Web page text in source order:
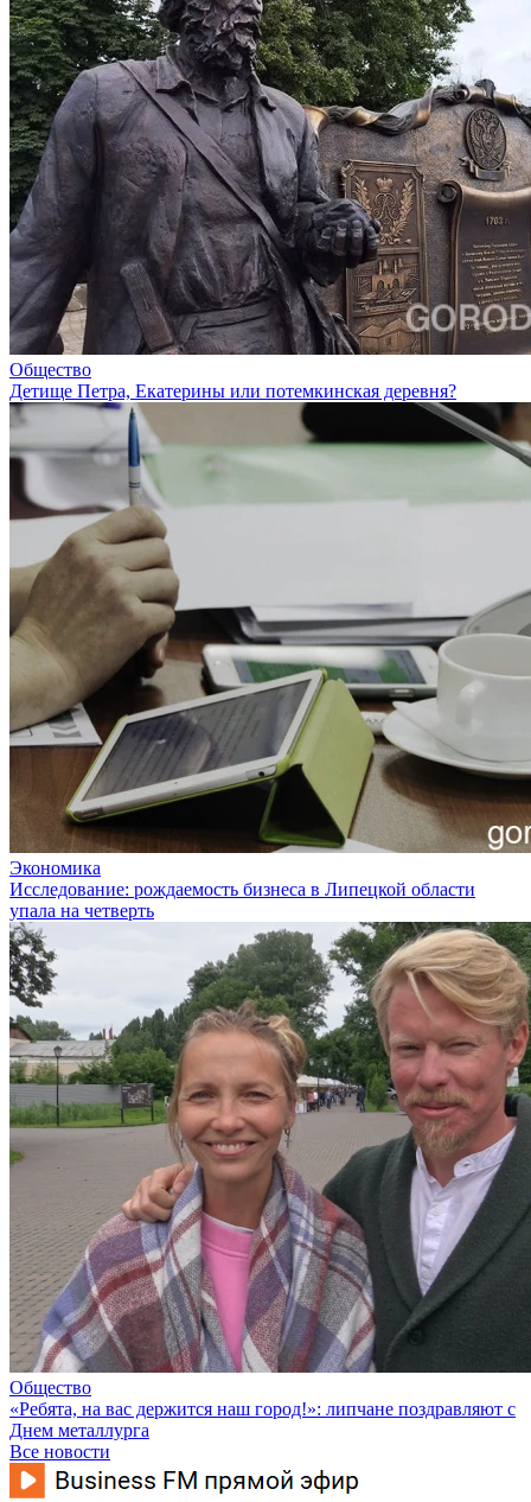
Общество
Детище Петра, Екатерины или потемкинская деревня?
Экономика
Исследование: рождаемость бизнеса в Липецкой области
упала на четверть
Общество
«Ребята, на вас держится наш город!»: липчане поздравляют с
Днем металлурга
Все новости